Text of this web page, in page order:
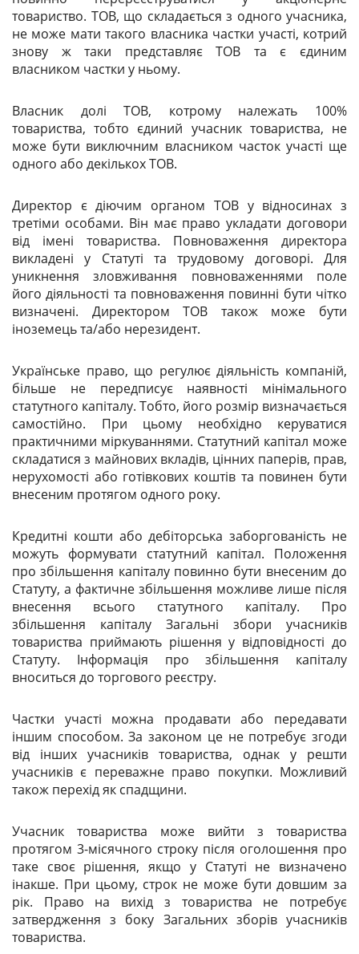
товариство. ТОВ, що складається з одного учасника,
не може мати такого власника частки участі, котрий
знову ж таки представляєТОВ та є єдиним
власником частки у ньому.
Власник доліТОВ, котрому належать 100%
товариства, тобто єдиний учасник товариства, не
може бути виключним власником часток участі ще
одного або декількохТОВ.
Директор є діючим органом ТОВу відносинах з
третіми особами. Він має право укладати договори
від імені товариства. Повноваження директора
викладені у Статуті та трудовому договорі. Для
уникнення зловживання повноваженнями поле
його діяльності та повноваження повинні бути чітко
визначені. ДиректоромТОВ також може бути
іноземець та/або нерезидент.
Українське право, що регулює діяльність компаній,
більше не передписує наявності мінімального
статутного капіталу. Тобто, його розмір визначається
самостійно. При цьому необхідно керуватися
практичними міркуваннями. Статутний капітал може
складатися з майнових вкладів, цінних паперів, прав,
нерухомості або готівкових коштів та повинен бути
внесеним протягом одного року.
Кредитні кошти або дебіторська заборгованість не
можуть формувати статутний капітал. Положення
про збільшення капіталу повинно бути внесеним до
Статуту, а фактичне збільшення можливе лише після
внесення всього статутного капіталу. Про
збільшення капіталу Загальні збори учасників
товариства приймають рішення у відповідності до
Статуту. Інформація про збільшення капіталу
вноситься до торгового реєстру.
Частки участі можна продавати або передавати
іншим способом. За законом це не потребує згоди
від інших учасників товариства, однак у решти
учасників є переважне право покупки. Можливий
також перехід як спадщини.
Учасник товариства може вийти з товариства
протягом 3-місячного строку після оголошення про
таке своє рішення, якщо у Статуті не визначено
інакше. При цьому, строк не може бути довшим за
рік. Право на вихід з товариства не потребує
затвердження з боку Загальних зборів учасників
товариства.